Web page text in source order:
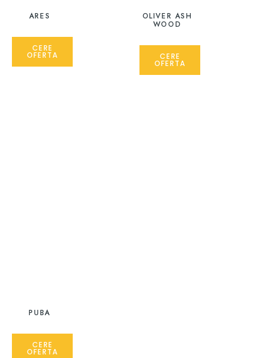
ARES
CERE
OFERTA
OLIVER ASH
WOOD
CERE
OFERTA
PUBA
CERE
OFERTA